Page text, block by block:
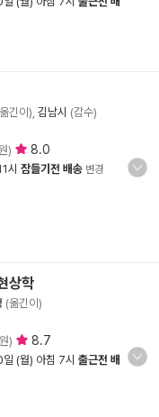
긴이), 김남시 (감수)
) 8.0
시 잠들기전 배송 변경
상학
(옮긴이)
) 8.7
(월) 아침 7시 출근전 배